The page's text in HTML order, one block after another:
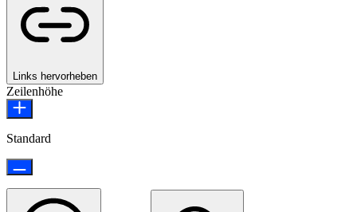
Links hervorheben
Zeilenhöhe
Standard